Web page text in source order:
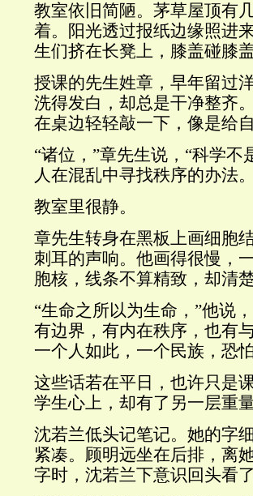
教室依旧简陋。茅草屋顶有
着。阳光透过报纸边缘照进
生们挤在长凳上，膝盖碰膝
授课的先生姓章，早年留过
洗得发白，却总是干净整齐
在桌边轻轻敲一下，像是给
“诸位，”章先生说，“科学
人在混乱中寻找秩序的办法
教室里很静。
章先生转身在黑板上画细胞
刺耳的声响。他画得很慢，
胞核，线条不算精致，却清楚
“生命之所以为生命，”他说
有边界，有内在秩序，也有
一个人如此，一个民族，恐
这些话若在平日，也许只是
学生心上，却有了另一层重量
沈若兰低头记笔记。她的字
紧凑。顾明远坐在后排，离
字时，沈若兰下意识回头看了